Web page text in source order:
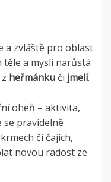
a zvláště pro oblast
těle a mysli narůstá
heřmánku či jmelí.
oheň – aktivita,
se pravidelně
či čajích,
novou radost ze